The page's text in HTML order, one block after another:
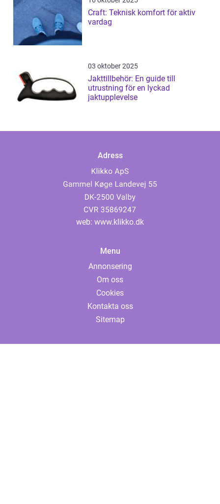
Craft: Teknisk komfort för aktiv
vardag
03 oktober 2025
Jakttillbehör: En guide till
utrustning för en lyckad
jaktupplevelse
Adress
web: www.klikko.dk
Menu
Annonsering
Om oss
Cookies
Kontakta oss
Sitemap